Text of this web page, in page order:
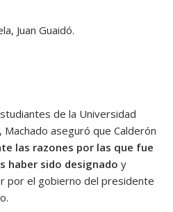
Juan Guaidó.
de la Universidad
Machado aseguró que Calderón
las razones por las que fue
haber sido designado y
por el gobierno del presidente